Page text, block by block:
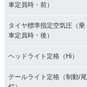
車定員時・前）
タイヤ標準指定空気圧（乗
車定員時・後）
ヘッドライト定格（Hi）
テールライト定格（制動/尾